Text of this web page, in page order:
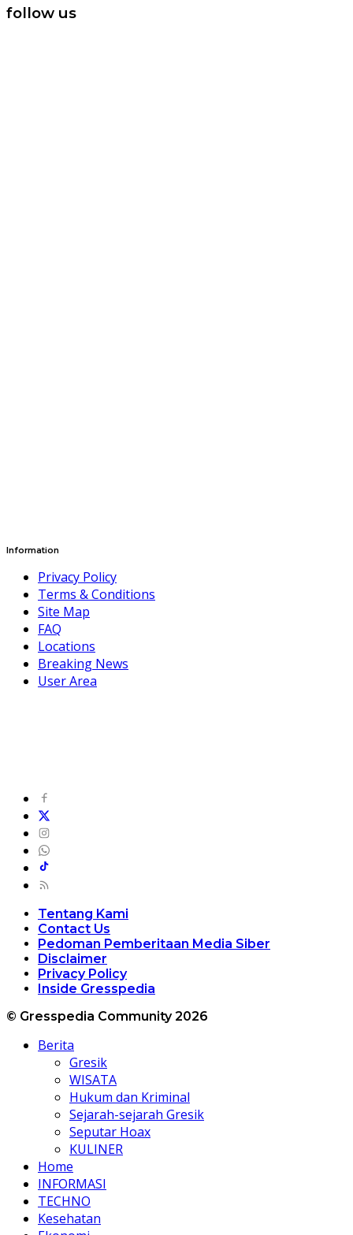
follow us
Information
Privacy Policy
Terms & Conditions
Site Map
FAQ
Locations
Breaking News
User Area
Tentang Kami
Contact Us
Pedoman Pemberitaan Media Siber
Disclaimer
Privacy Policy
Inside Gresspedia
© Gresspedia Community 2026
Berita
Gresik
WISATA
Hukum dan Kriminal
Sejarah-sejarah Gresik
Seputar Hoax
KULINER
Home
INFORMASI
TECHNO
Kesehatan